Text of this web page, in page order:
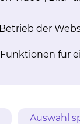
Ablationen im
der
für
Auswahl